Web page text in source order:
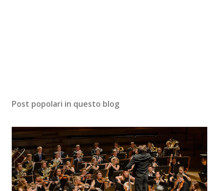
Post popolari in questo blog